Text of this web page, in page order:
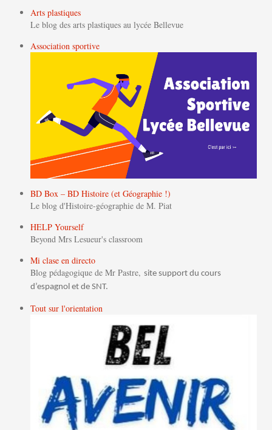
Arts plastiques
Le blog des arts plastiques au lycée Bellevue
Association sportive
BD Box – BD Histoire (et Géographie !)
Le blog d'Histoire-géographie de M. Piat
HELP Yourself
Beyond Mrs Lesueur's classroom
Mi clase en directo
Blog pédagogique de Mr Pastre, site support du cours
d’espagnol et de SNT.
Tout sur l'orientation